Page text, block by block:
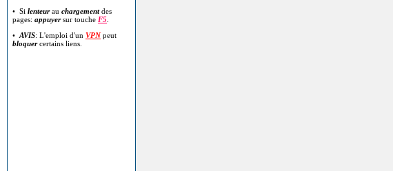
• Si lenteurau chargementdes
pages: appuyersur touche F5
• AVIS: L'emploi d'un VPNpeut
bloquercertains liens.